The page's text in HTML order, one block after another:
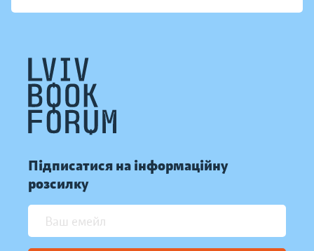
Підписатися на інформаційну
розсилку